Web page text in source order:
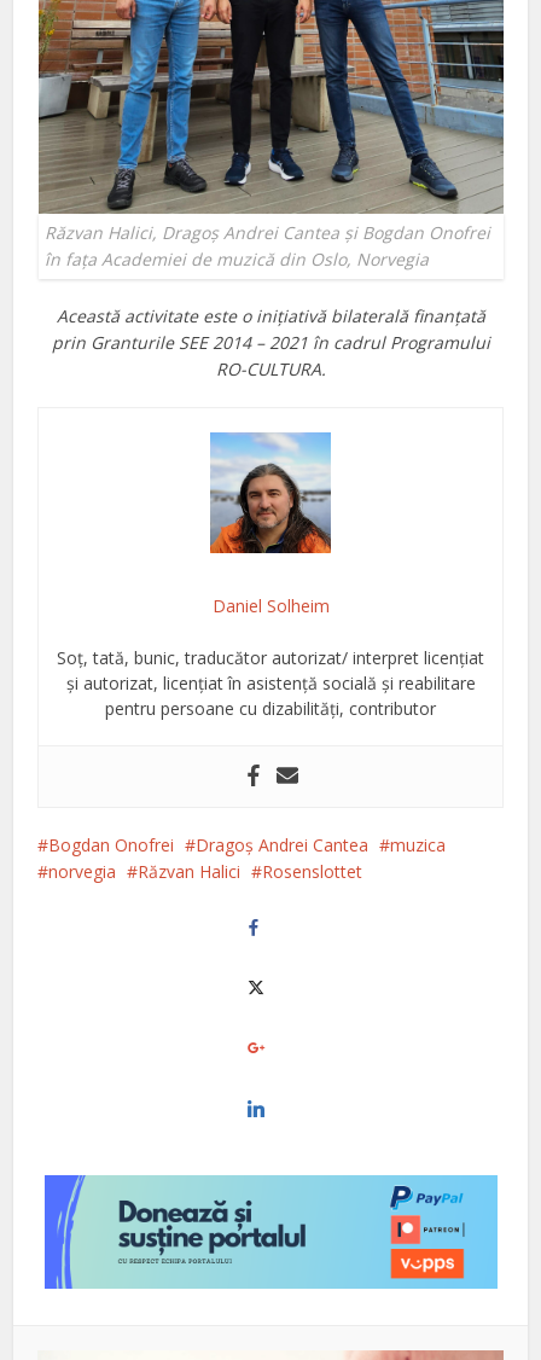
Răzvan Halici, Dragoș Andrei Cantea și Bogdan Onofrei
în fața Academiei de muzică din Oslo, Norvegia
Această activitate este o inițiativă bilaterală finanțată
prin Granturile SEE 2014 – 2021 în cadrul Programului
RO-CULTURA.
Daniel Solheim
Soț, tată, bunic, traducător autorizat/ interpret licențiat
și autorizat, licențiat în asistență socială și reabilitare
pentru persoane cu dizabilități, contributor
Bogdan Onofrei Dragoș Andrei Cantea
muzica
norvegia
Răzvan Halici Rosenslottet